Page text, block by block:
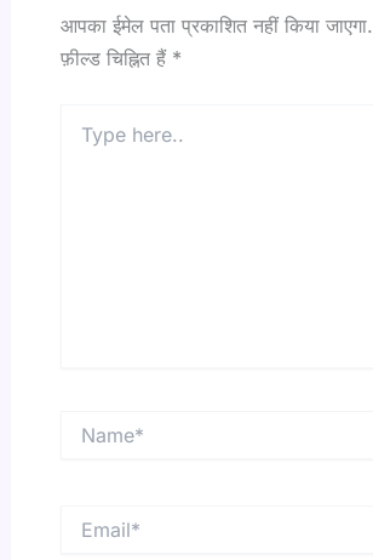
आपका ईमेल पता प्रकाशित नहीं किया जाएगा.
फ़ील्ड चिह्नित हैं *
here..